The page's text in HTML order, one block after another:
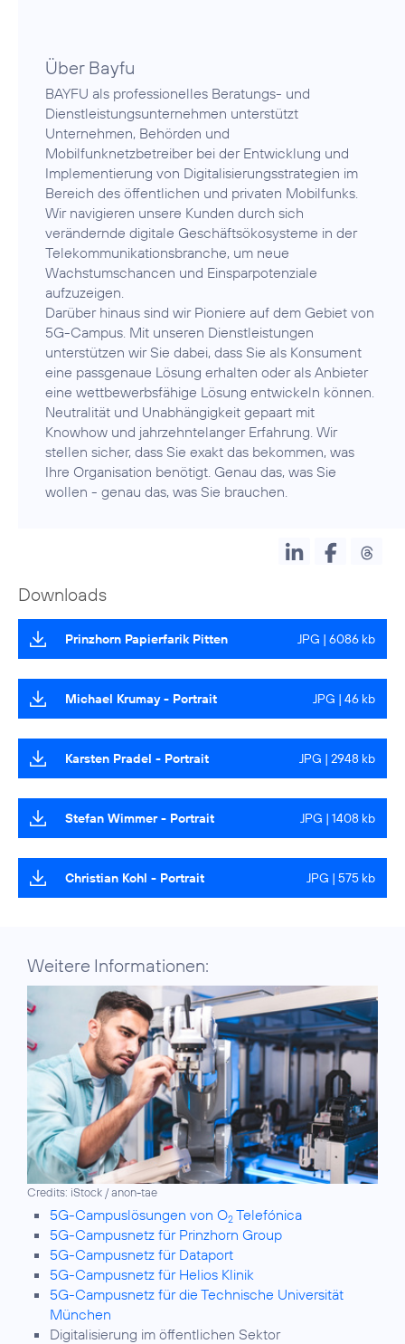
Über Bayfu
BAYFU als professionelles Beratungs- und
Dienstleistungsunternehmen unterstützt
Unternehmen, Behörden und
Mobilfunknetzbetreiber bei der Entwicklung und
Implementierung von Digitalisierungsstrategien im
Bereich des öffentlichen und privaten Mobilfunks.
Wir navigieren unsere Kunden durch sich
verändernde digitale Geschäftsökosysteme in der
Telekommunikationsbranche, um neue
Wachstumschancen und Einsparpotenziale
aufzuzeigen.
Darüber hinaus sind wir Pioniere auf dem Gebiet von
5G-Campus. Mit unseren Dienstleistungen
unterstützen wir Sie dabei, dass Sie als Konsument
eine passgenaue Lösung erhalten oder als Anbieter
eine wettbewerbsfähige Lösung entwickeln können.
Neutralität und Unabhängigkeit gepaart mit
Knowhow und jahrzehntelanger Erfahrung. Wir
stellen sicher, dass Sie exakt das bekommen, was
Ihre Organisation benötigt. Genau das, was Sie
wollen - genau das, was Sie brauchen.
Downloads
Prinzhorn Papierfarik Pitten JPG | 6086 kb
Michael Krumay - Portrait JPG | 46 kb
Karsten Pradel - Portrait JPG | 2948 kb
Stefan Wimmer - Portrait JPG | 1408 kb
Christian Kohl - Portrait JPG | 575 kb
Weitere Informationen:
Credits: iStock / anon-tae
5G-Campuslösungen von O2 Telefónica
5G-Campusnetz für Prinzhorn Group
5G-Campusnetz für Dataport
5G-Campusnetz für Helios Klinik
5G-Campusnetz für die Technische Universität
München
Digitalisierung im öffentlichen Sektor